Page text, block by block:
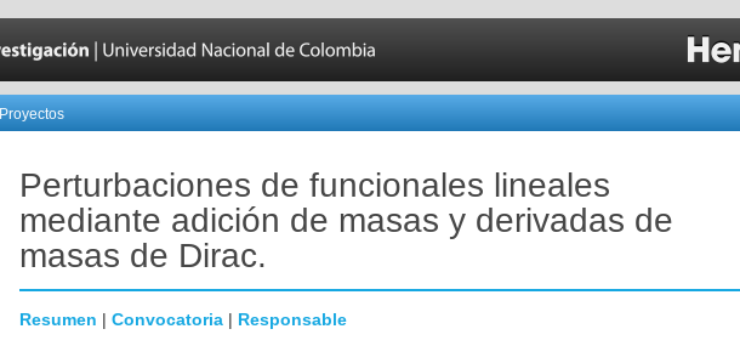
Proyectos
Perturbaciones de funcionales lineales
mediante adición de masas y derivadas de
masas de Dirac.
Resumen | Convocatoria | Responsable